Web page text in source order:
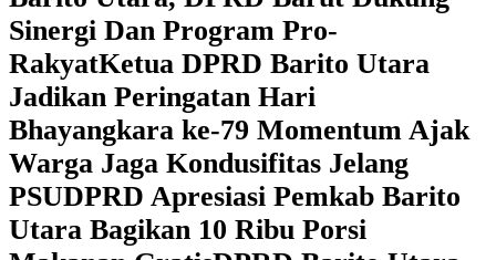
Sinergi Dan Program Pro-
RakyatKetua DPRD Barito Utara
Jadikan Peringatan Hari
Bhayangkara ke-79 Momentum Ajak
Warga Jaga Kondusifitas Jelang
PSUDPRD Apresiasi Pemkab Barito
Utara Bagikan 10 Ribu Porsi